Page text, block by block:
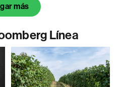
más
Línea